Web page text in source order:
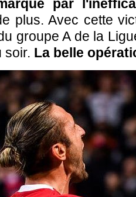
par
plus. Avec cette
groupe A de la
soir. La belle